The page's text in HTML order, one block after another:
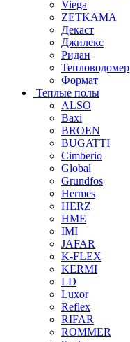
Viega
ZETKAMA
Декаст
Джилекс
Ридан
Тепловодомер
Формат
Теплые полы
ALSO
Baxi
BROEN
BUGATTI
Cimberio
Global
Grundfos
Hermes
HERZ
HME
IMI
JAFAR
K-FLEX
KERMI
LD
Luxor
Reflex
RIFAR
ROMMER